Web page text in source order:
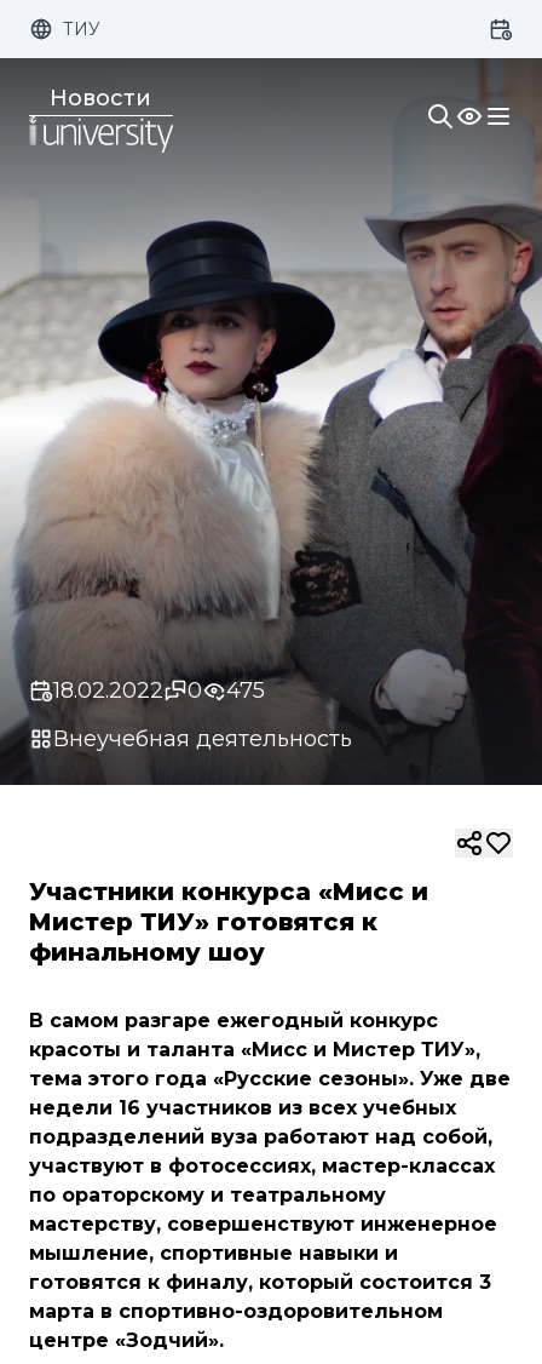
Размер шрифта: Цвет:
Изображения:
ТИУ
Новости
18.02.2022 0
475
Внеучебная деятельность
Участники конкурса «Мисс и
Мистер ТИУ» готовятся к
финальному шоу
В самом разгаре ежегодный конкурс
красоты и таланта «Мисс и Мистер ТИУ»,
тема этого года «Русские сезоны». Уже две
недели 16 участников из всех учебных
подразделений вуза работают над собой,
участвуют в фотосессиях, мастер-классах
по ораторскому и театральному
мастерству, совершенствуют инженерное
мышление, спортивные навыки и
готовятся к финалу, который состоится 3
марта в спортивно-оздоровительном
центре «Зодчий».